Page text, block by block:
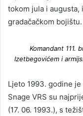
tokom jula i augusta,
gradačačkom bojištu.
Komandant 111.
Izetbegovićem i
Ljeto 1993. godine
Snage VRS su
(17. 06. 1993.), s